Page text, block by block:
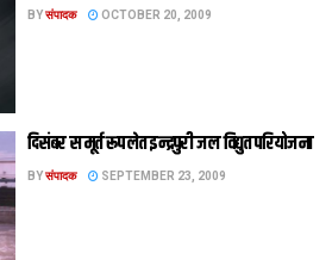
BYसंपादक OCTOBER 20, 2009
दिसंबर स मूर्त रूप लेत इन्द्रपुरी जल विद्युत परियोजना
BYसंपादक SEPTEMBER 23, 2009